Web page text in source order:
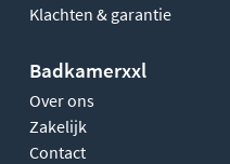
Klachten & garantie
Badkamerxxl
Over ons
Zakelijk
Contact